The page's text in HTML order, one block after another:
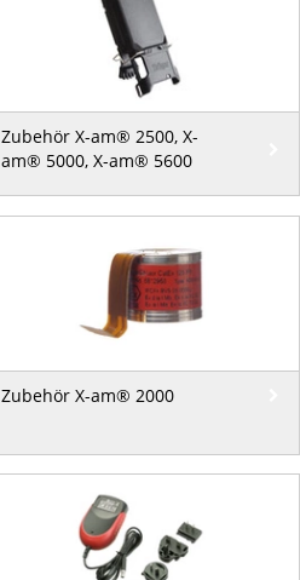
Zubehör X-am® 2500, X-
am® 5000, X-am® 5600
Zubehör X-am® 2000